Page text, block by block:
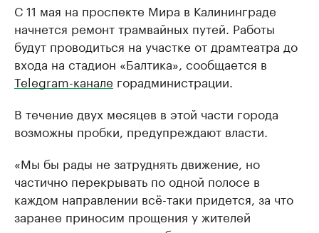
С 11 мая на проспекте Мира в Калининграде
начнется ремонт трамвайных путей. Работы
будут проводиться на участке от драмтеатра до
входа на стадион «Балтика», сообщается в
Telegram-канале горадминистрации.
В течение двух месяцев в этой части города
возможны пробки, предупреждают власти.
«Мы бы рады не затруднять движение, но
частично перекрывать по одной полосе в
каждом направлении всё-таки придется, за что
заранее приносим прощения у жителей